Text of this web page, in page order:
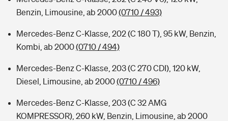
Benzin, Limousine, ab 2000(0710 / 493)
Mercedes-Benz C-Klasse, 202 (C 180 T), 95 kW, Benzin,
Kombi, ab 2000(0710 / 494)
Mercedes-Benz C-Klasse, 203 (C 270 CDI), 120 kW,
Diesel, Limousine, ab 2000(0710 / 496)
Mercedes-Benz C-Klasse, 203 (C 32 AMG
KOMPRESSOR), 260 kW, Benzin, Limousine, ab 2000